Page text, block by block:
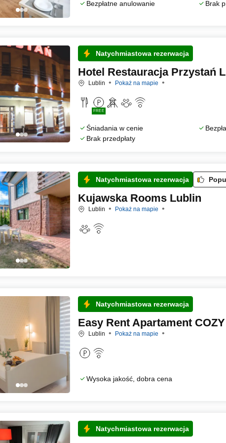
Bezpłatne anulowanie Brak
Natychmiastowa rezerwacja
Hotel Restauracja Przystań
Lublin Pokaż na mapie
FREE
Śniadania w cenie
Brak przedpłaty
Natychmiastowa rezerwacja
Kujawska Rooms Lublin
Lublin Pokaż na mapie
Natychmiastowa rezerwacja
Easy Rent Apartament
Lublin Pokaż na mapie
Wysoka jakość, dobra cena
Natychmiastowa rezerwacja